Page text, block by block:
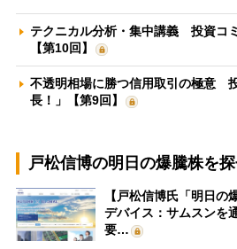
テクニカル分析・集中講義 投資コ
【第10回】
不透明相場に勝つ信用取引の極意
長！」【第9回】
戸松信博の明日の爆騰株を探
【戸松信博氏「明日の
デバイス：サムスンを
要…